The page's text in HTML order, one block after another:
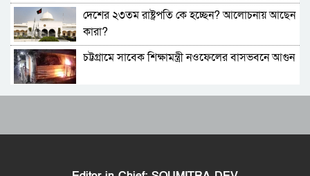
পাকিস্তানের ইসলামাবাদে জুলাই গণঅভ্যুত্থান দিবস
পালিত
২০ মিনিটে ভয়াবহ ৭ বিস্ফোরণে কাঁপলো দুবাই
দেশের ২৩তম রাষ্ট্রপতি কে হচ্ছেন? আলোচনায় আছেন
কারা?
চট্টগ্রামে সাবেক শিক্ষামন্ত্রী নওফেলের বাসভবনে আগুন
বাংলাদেশ-পাকিস্তানসহ ১৩ দেশের জোট, কমান্ডার